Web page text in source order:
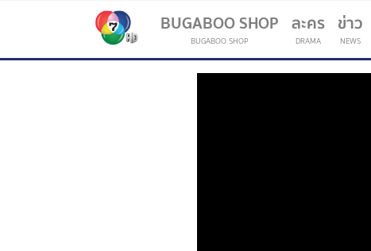
BUGABOO SHOP
BUGABOO SHOP
ละคร
DRAMA
ข่าว
NEWS